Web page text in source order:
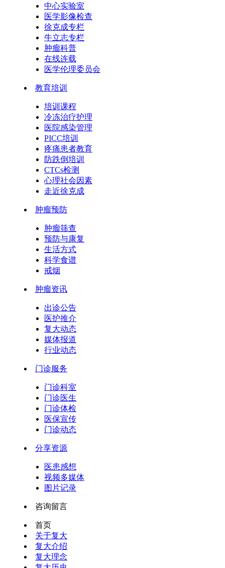
中心实验室
医学影像检查
徐克成专栏
牛立志专栏
肿瘤科普
在线连载
医学伦理委员会
教育培训
培训课程
冷冻治疗护理
医院感染管理
PICC培训
疼痛患者教育
防跌倒培训
CTCs检测
心理社会因素
走近徐克成
肿瘤预防
肿瘤筛查
预防与康复
生活方式
科学食谱
戒烟
肿瘤资讯
出诊公告
医护推介
复大动态
媒体报道
行业动态
门诊服务
门诊科室
门诊医生
门诊体检
医保宣传
门诊动态
分享资源
医患感想
视频多媒体
图片记录
咨询留言
首页
关于复大
复大介绍
复大理念